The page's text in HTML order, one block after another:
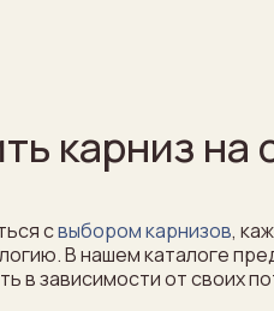
карниз
свыбором карнизов,
В нашем каталоге
в зависимости от своих